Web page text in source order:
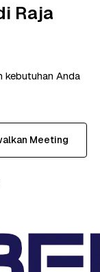
Raja
kebutuhan Anda
Meeting